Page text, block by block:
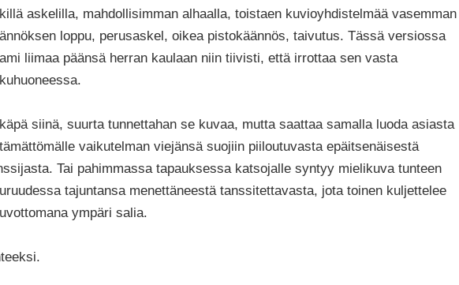
askelilla, mahdollisimman alhaalla, toistaen kuvioyhdistelmää vasemman
loppu, perusaskel, oikea pistokäännös, taivutus. Tässä versiossa
liimaa päänsä herran kaulaan niin tiivisti, että irrottaa sen vasta
siinä, suurta tunnettahan se kuvaa, mutta saattaa samalla luoda asiasta
vaikutelman viejänsä suojiin piiloutuvasta epäitsenäisestä
Tai pahimmassa tapauksessa katsojalle syntyy mielikuva tunteen
tajuntansa menettäneestä tanssitettavasta, jota toinen kuljettelee
ympäri salia.